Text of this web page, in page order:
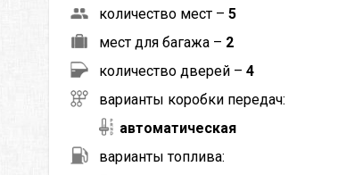
количество мест – 5
мест для багажа – 2
количество дверей – 4
варианты коробки передач:
автоматическая
варианты топлива: